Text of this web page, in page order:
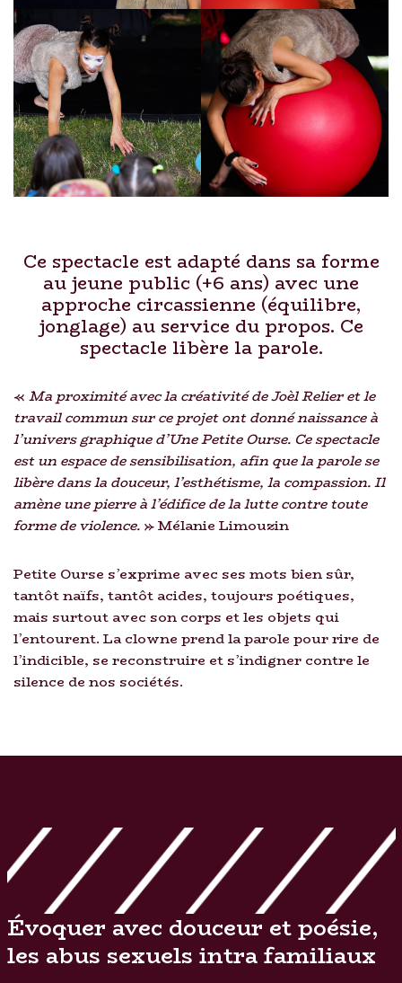
Ce spectacle est adapté dans sa forme
au jeune public (+6 ans) avec une
approche circassienne (équilibre,
jonglage) au service du propos. Ce
spectacle libère la parole.
« Ma proximité avec la créativité de Joèl Relier et le
travail commun sur ce projet ont donné naissance à
l’univers graphique d’Une Petite Ourse. Ce spectacle
est un espace de sensibilisation, afin que la parole se
libère dans la douceur, l’esthétisme, la compassion. Il
amène une pierre à l’édifice de la lutte contre toute
forme de violence. » Mélanie Limouzin
Petite Ourse s’exprime avec ses mots bien sûr,
tantôt naïfs, tantôt acides, toujours poétiques,
mais surtout avec son corps et les objets qui
l’entourent. La clowne prend la parole pour rire de
l’indicible, se reconstruire et s’indigner contre le
silence de nos sociétés.
Évoquer avec douceur et poésie,
les abus sexuels intra familiaux